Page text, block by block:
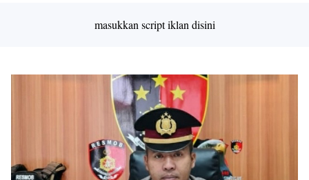
masukkan script iklan disini